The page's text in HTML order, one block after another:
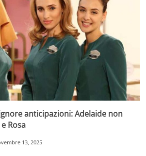
anticipazioni: Adelaide non
Rosa
13, 2025